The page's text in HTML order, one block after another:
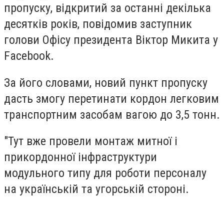
пропуску, відкритий за останні декілька
десятків років, повідомив заступник
голови Офісу президента Віктор Микита у
Facebook.
За його словами, новий пункт пропуску
дасть змогу перетинати кордон легковим
транспортним засобам вагою до 3,5 тонн.
"Тут вже провели монтаж митної і
прикордонної інфраструктури
модульного типу для роботи персоналу
на українській та угорській стороні.